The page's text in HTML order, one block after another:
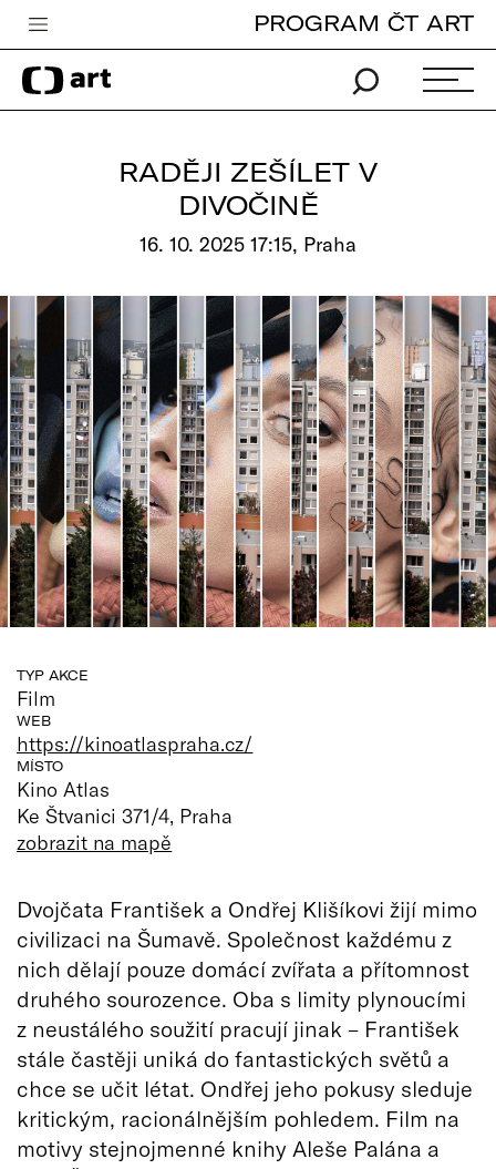
Česká televize
Zpravodajství
Vše o ČT
PROGRAM ČT ART
RADĚJI ZEŠÍLET V
DIVOČINĚ
16. 10. 2025 17:15, Praha
TYP AKCE
Film
WEB
https://kinoatlaspraha.cz/
MÍSTO
Kino Atlas
Ke Štvanici 371/4, Praha
zobrazit na mapě
Dvojčata František a Ondřej Klišíkovi žijí mimo
civilizaci na Šumavě. Společnost každému z
nich dělají pouze domácí zvířata a přítomnost
druhého sourozence. Oba s limity plynoucími
z neustálého soužití pracují jinak – František
stále častěji uniká do fantastických světů a
chce se učit létat. Ondřej jeho pokusy sleduje
kritickým, racionálnějším pohledem. Film na
motivy stejnojmenné knihy Aleše Palána a